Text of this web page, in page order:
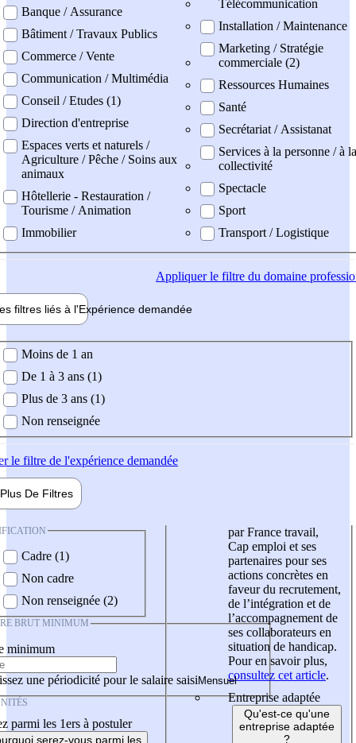
Banque / Assurance
Bâtiment / Travaux Publics
Commerce / Vente
Communication / Multimédia
Conseil / Etudes (1)
Direction d'entreprise
Espaces verts et naturels /
Agriculture / Pêche / Soins aux
animaux
Hôtellerie - Restauration /
Tourisme / Animation
Immobilier
Télécommunication
Installation / Maintenance
Marketing / Stratégie
commerciale (2)
Ressources Humaines
Santé
Secrétariat / Assistanat
Services à la personne / à la
collectivité
Spectacle
Sport
Transport / Logistique
Appliquerle filtre du domaine
filtres liés à l'Expérience demandée
demandée
Moins de 1 an
De 1 à 3 ans (1)
Plus de 3 ans (1)
Non renseignée
le filtre de l'expérience demandée
Plus De Filtres
Cadre (1)
Non cadre
Non renseignée (2)
BRUT MINIMUM
minimum
une périodicité pour le salaire saisi
parmi les 1ers à postuler
serez-vous parmi les
par France travail,
Cap emploi et ses
partenaires pour ses
actions concrètes en
faveur du recrutement,
de l’intégration et de
l’accompagnement de
ses collaborateurs en
situation de handicap.
Pour en savoir plus,
consultez cet article.
Entreprise adaptée
Qu'est-ce qu'une
entreprise adaptée
?